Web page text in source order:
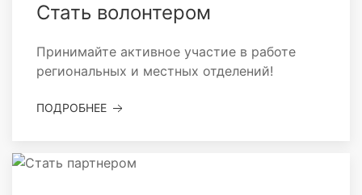
Стать волонтером
Принимайте активное участие в работе
региональных и местных отделений!
ПОДРОБНЕЕ